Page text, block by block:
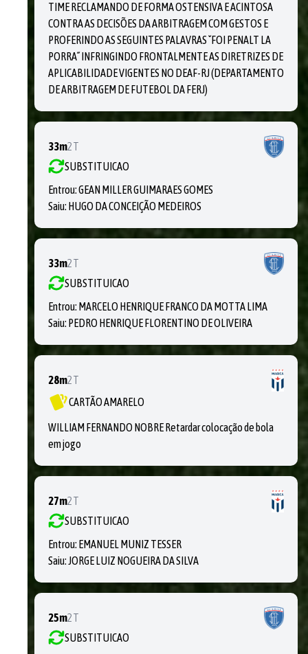
TIME RECLAMANDO DE FORMA OSTENSIVA E ACINTOSA
CONTRA AS DECISÕES DA ARBITRAGEM COM GESTOS E
PROFERINDO AS SEGUINTES PALAVRAS `´FOI PENALT LA
PORRA´´ INFRINGINDO FRONTALMENTE AS DIRETRIZES DE
APLICABILIDADE VIGENTES NO DEAF-RJ (DEPARTAMENTO
DE ARBITRAGEM DE FUTEBOL DA FERJ)
33m2T
SUBSTITUICAO
Entrou:GEAN MILLER GUIMARAES GOMES
Saiu: HUGO DA CONCEIÇÃO MEDEIROS
33m2T
SUBSTITUICAO
Entrou: MARCELO HENRIQUE FRANCO DA MOTTA LIMA
Saiu: PEDRO HENRIQUE FLORENTINO DE OLIVEIRA
28m2T
CARTÃO AMARELO
WILLIAM FERNANDO NOBRE Retardar colocação de bola
em jogo
27m2T
SUBSTITUICAO
Entrou: EMANUEL MUNIZ TESSER
Saiu:JORGE LUIZ NOGUEIRA DA SILVA
25m2T
SUBSTITUICAO